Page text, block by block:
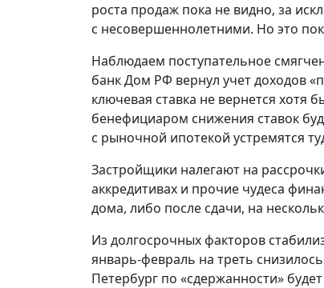
роста продаж пока не видно, за
с несовершеннолетними. Но это
Наблюдаем поступательное
банк Дом РФ вернул учет доходов
ключевая ставка не вернется хотя
бенефициаром снижения ставок
с рыночной ипотекой устремятся
Застройщики налегают на
аккредитивах и прочие чудеса
дома, либо после сдачи, на
Из долгосрочных факторов
январь-февраль на треть
Петербург по «сдержанности»